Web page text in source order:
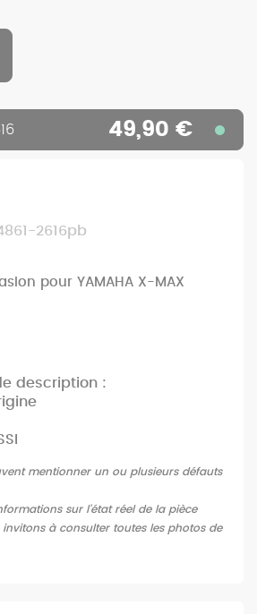
49,90 €
2616pb
pour YAMAHA X-MAX
description :
mentionner un ou plusieurs défauts
sur l'état réel de la pièce
invitons à consulter toutes les photos de